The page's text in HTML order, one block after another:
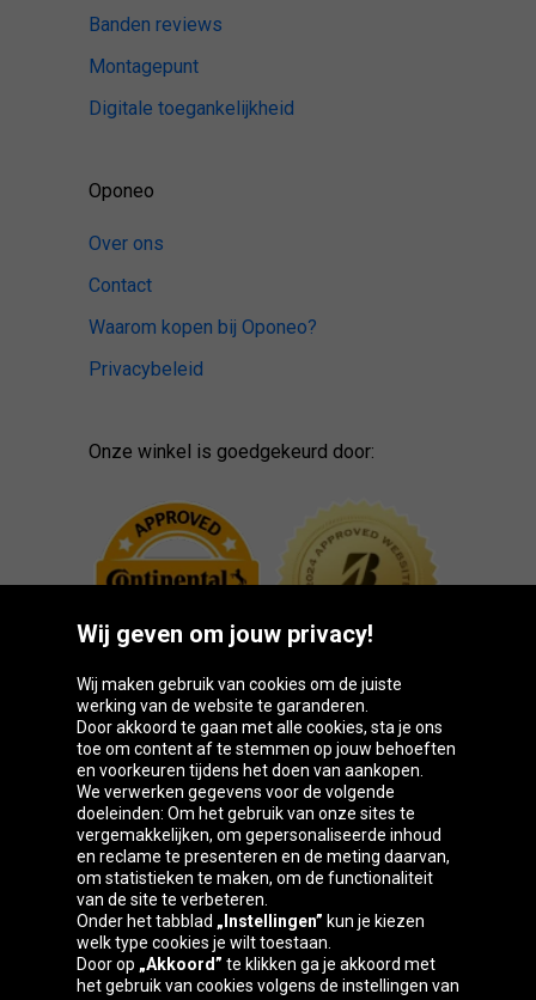
Banden reviews
Montagepunt
Digitale toegankelijkheid
Oponeo
Over ons
Contact
Waarom kopen bij Oponeo?
Privacybeleid
Onze winkel is goedgekeurd door:
Oponeo-groep
Belgique
Česká
republika
Deutschland Éire
España Italia
Wij geven om jouw privacy!
Wij maken gebruik van cookies om de juiste
werking van de website te garanderen.
Door akkoord te gaan met alle cookies, sta je ons
toe om content af te stemmen op jouw behoeften
en voorkeuren tijdens het doen van aankopen.
We verwerken gegevens voor de volgende
doeleinden: Om het gebruik van onze sites te
vergemakkelijken, om gepersonaliseerde inhoud
en reclame te presenteren en de meting daarvan,
om statistieken te maken, om de functionaliteit
van de site te verbeteren.
Onder het tabblad „Instellingen” kun je kiezen
welk type cookies je wilt toestaan.
Door op „Akkoord” te klikken ga je akkoord met
het gebruik van cookies volgens de instellingen van